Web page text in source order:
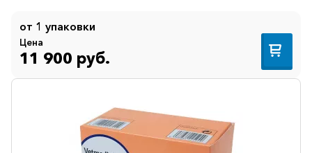
от 1 упаковки
Цена
11 900 руб.